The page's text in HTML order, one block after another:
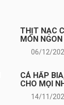
THỊT NẠC
MÓN
06/12/
CÁ HẤP
CHO MỌI
14/11/